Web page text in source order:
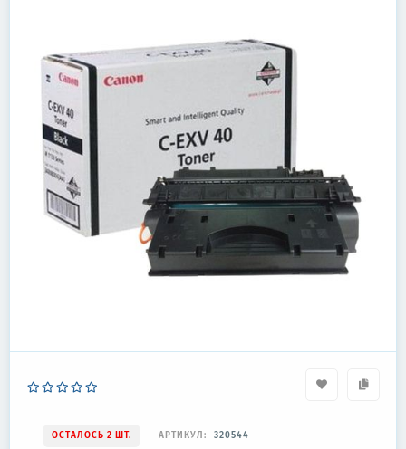
ОСТАЛОСЬ 2 ШТ. АРТИКУЛ: 320544